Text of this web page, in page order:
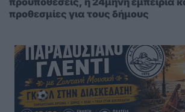
προθεσμίες για τους δήμους